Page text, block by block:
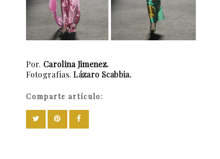
Por. Carolina Jimenez.
Fotografías.Lázaro Scabbia.
Comparte artículo: